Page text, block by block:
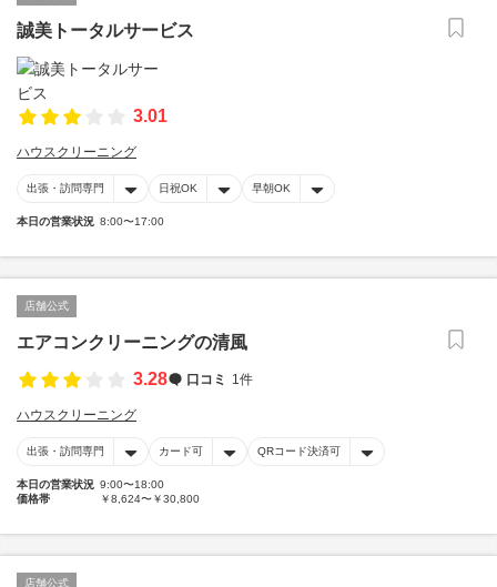
誠美トータルサービス
3.01
ハウスクリーニング
出張・訪問専門 日祝OK 早朝OK
本日の営業状況 8:00〜17:00
店舗公式
エアコンクリーニングの清風
3.28
口コミ 1件
ハウスクリーニング
出張・訪問専門 カード可 QRコード決済可
本日の営業状況 9:00〜18:00
価格帯
￥8,624〜￥30,800
店舗公式